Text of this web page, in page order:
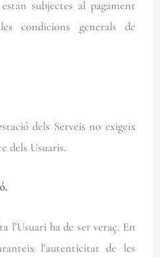
subjectes al pagament
condicions generals de
dels Serveis no exigeix
dels Usuaris.
l’Usuari ha de ser veraç. En
l’autenticitat de les